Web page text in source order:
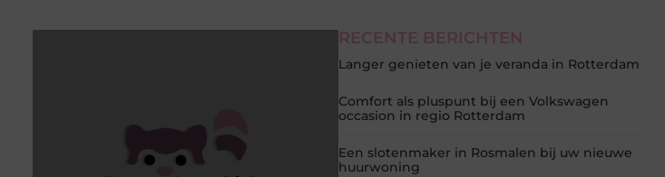
RECENTE BERICHTEN
Langer genieten van je veranda in Rotterdam
Comfort als pluspunt bij een Volkswagen
occasion in regio Rotterdam
Een slotenmaker in Rosmalen bij uw nieuwe
huurwoning